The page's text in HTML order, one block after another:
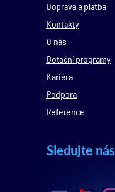
Doprava a platba
Kontakty
O nás
Dotační programy
Kariéra
Podpora
Reference
Sledujte nás